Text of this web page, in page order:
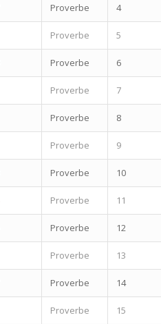
Proverbe 4
Proverbe 5
Proverbe 6
Proverbe 7
Proverbe 8
Proverbe 9
Proverbe 10
Proverbe 11
Proverbe 12
Proverbe 13
Proverbe 14
Proverbe 15